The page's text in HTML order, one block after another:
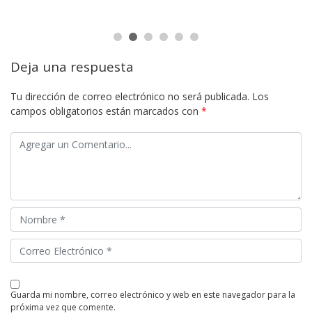
Deja una respuesta
Tu dirección de correo electrónico no será publicada. Los
campos obligatorios están marcados con *
guarda mi nombre, correo electrónico y web en este navegador para la
próxima vez que comente.